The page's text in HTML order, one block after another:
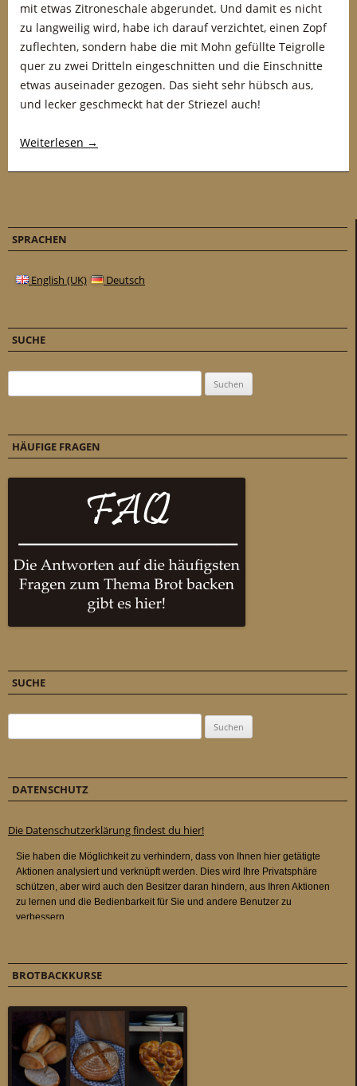
mit etwas Zitroneschale abgerundet. Und damit es nicht
zu langweilig wird, habe ich darauf verzichtet, einen Zopf
zuflechten, sondern habe die mit Mohn gefüllte Teigrolle
quer zu zwei Dritteln eingeschnitten und die Einschnitte
etwas auseinader gezogen. Das sieht sehr hübsch aus,
und lecker geschmeckt hat der Striezel auch!
Weiterlesen →
SPRACHEN
English (UK) Deutsch
SUCHE
HÄUFIGE FRAGEN
SUCHE
DATENSCHUTZ
Die Datenschutzerklärung findest du hier!
BROTBACKKURSE